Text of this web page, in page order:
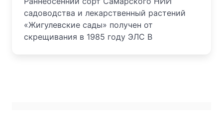
садоводства и лекарственный растений
«Жигулевские сады» получен от
скрещивания в 1985 году ЭЛС В